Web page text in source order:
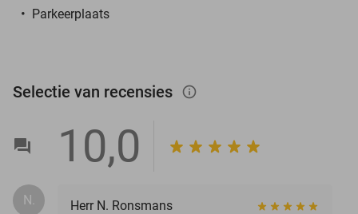
Parkeerplaats
Selectie van recensies info_outlined
10,0
N.
Herr N. Ronsmans